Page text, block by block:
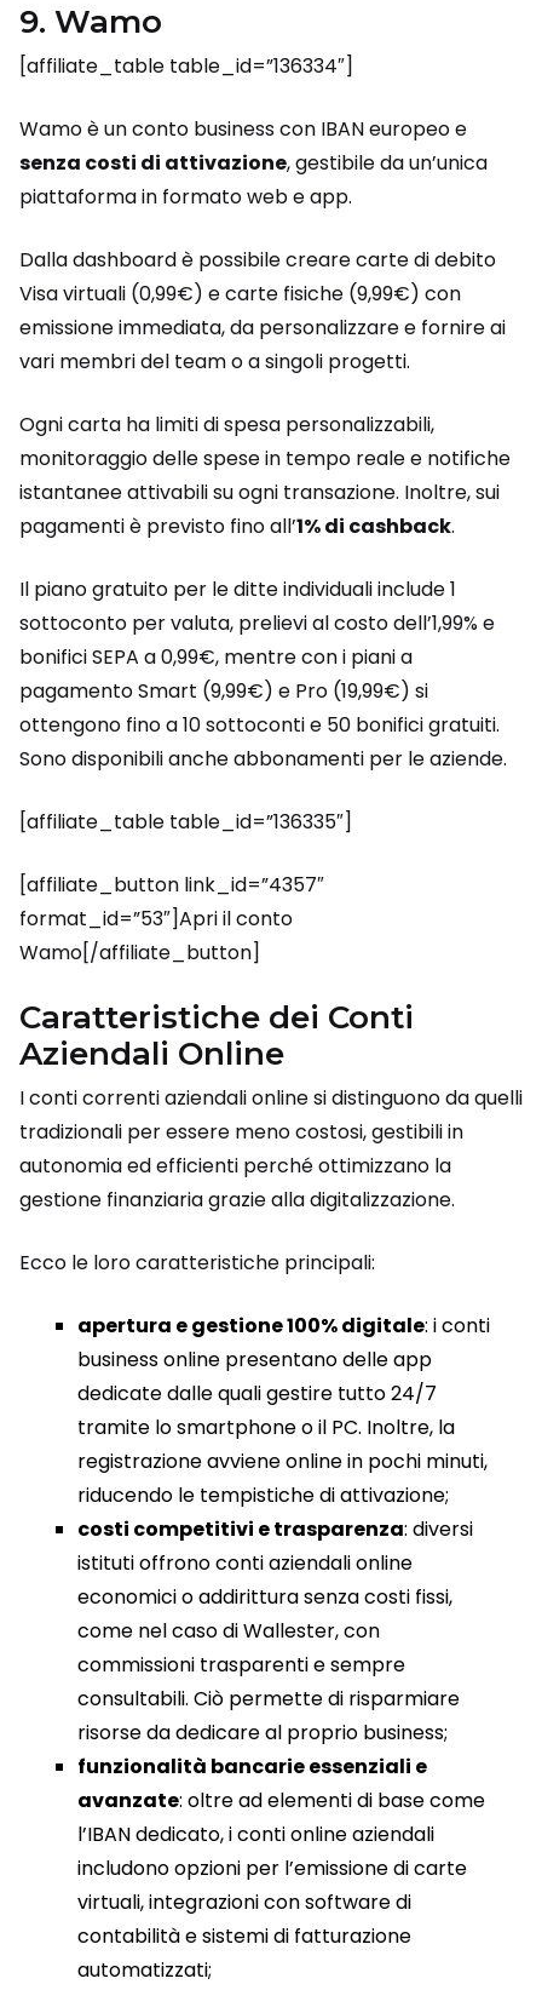
9. Wamo
[affiliate_table table_id=”136334″]
Wamo è un conto business con IBAN europeo e
senza costi di attivazione, gestibile da un’unica
piattaforma in formato web e app.
Dalla dashboard è possibile creare carte di debito
Visa virtuali (0,99€) e carte fisiche (9,99€) con
emissione immediata, da personalizzare e fornire ai
vari membri del team o a singoli progetti.
Ogni carta ha limiti di spesa personalizzabili,
monitoraggio delle spese in tempo reale e notifiche
istantanee attivabili su ogni transazione. Inoltre, sui
pagamenti è previsto fino all’1% di cashback.
Il piano gratuito per le ditte individuali include 1
sottoconto per valuta, prelievi al costo dell’1,99% e
bonifici SEPA a 0,99€, mentre con i piani a
pagamento Smart (9,99€) e Pro (19,99€) si
ottengono fino a 10 sottoconti e 50 bonifici gratuiti.
Sono disponibili anche abbonamenti per le aziende.
[affiliate_table table_id=”136335″]
[affiliate_button link_id=”4357″
format_id=”53″]Apri il conto
Wamo[/affiliate_button]
Caratteristiche dei Conti
Aziendali Online
I conti correnti aziendali online si distinguono da quelli
tradizionali per essere meno costosi, gestibili in
autonomia ed efficienti perché ottimizzano la
gestione finanziaria grazie alla digitalizzazione.
Ecco le loro caratteristiche principali:
apertura e gestione 100% digitale: i conti
business online presentano delle app
dedicate dalle quali gestire tutto 24/7
tramite lo smartphone o il PC. Inoltre, la
registrazione avviene online in pochi minuti,
riducendo le tempistiche di attivazione;
costi competitivi e trasparenza: diversi
istituti offrono conti aziendali online
economici o addirittura senza costi fissi,
come nel caso di Wallester, con
commissioni trasparenti e sempre
consultabili. Ciò permette di risparmiare
risorse da dedicare al proprio business;
funzionalità bancarie essenziali e
avanzate: oltre ad elementi di base come
l’IBAN dedicato, i conti online aziendali
includono opzioni per l’emissione di carte
virtuali, integrazioni con software di
contabilità e sistemi di fatturazione
automatizzati;